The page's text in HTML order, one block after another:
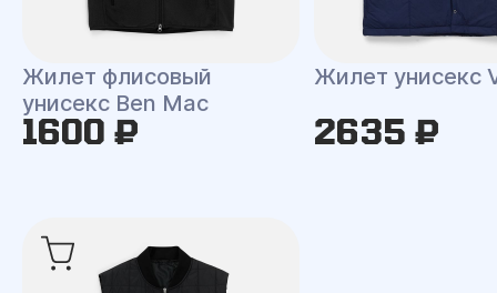
Жилет флисовый
унисекс Ben Mac
1600 ₽
Жилет унисекс
2635 ₽